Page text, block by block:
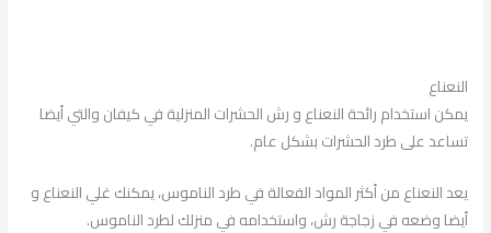
النعناع
يمكن استخدام رائحة النعناع و رش الحشرات المنزلية في كيفان والتي أيضا
تساعد على طرد الحشرات بشكل عام.
يعد النعناع من أكثر المواد الفعالة في طرد الناموس، يمكنك غلي النعناع و
أيضا وضعه في زجاجة رش، واستخدامه في منزلك لطرد الناموس.